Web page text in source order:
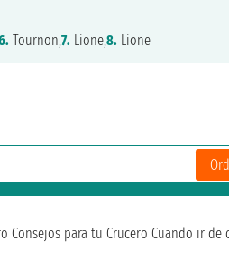
Tournon,7. Lione,8. Lione
Consejos para tu Crucero Cuando ir de